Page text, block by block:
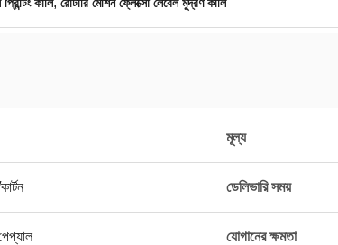
মূল্য
ডেলিভারি সময়
যোগানের ক্ষমতা